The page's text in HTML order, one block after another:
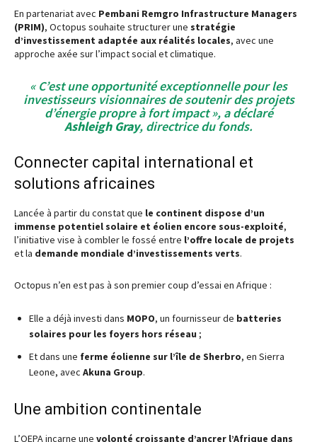
En partenariat avec Pembani Remgro Infrastructure Managers
(PRIM), Octopus souhaite structurer une stratégie
d’investissement adaptée aux réalités locales, avec une
approche axée sur l’impact social et climatique.
« C’est une opportunité exceptionnelle pour les
investisseurs visionnaires de soutenir des projets
d’énergie propre à fort impact », a déclaré
Ashleigh Gray, directrice du fonds.
Connecter capital international et
solutions africaines
Lancée à partir du constat que le continent dispose d’un
immense potentiel solaire et éolien encore sous-exploité,
l’initiative vise à combler le fossé entre l’offre locale de projets
et la demande mondiale d’investissements verts.
Octopus n’en est pas à son premier coup d’essai en Afrique :
Elle a déjà investi dans MOPO, un fournisseur de batteries
solaires pour les foyers hors réseau ;
Et dans une ferme éolienne sur l’île de Sherbro, en Sierra
Leone, avec Akuna Group.
Une ambition continentale
L’OEPA incarne une volonté croissante d’ancrer l’Afrique dans